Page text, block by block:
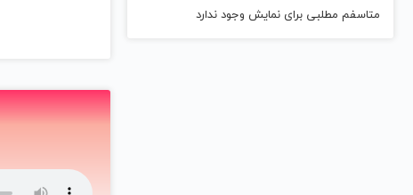
متاسفم مطلبی برای نمایش وجود ندارد